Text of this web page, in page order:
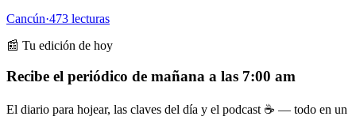
Cancún·473 lecturas
📰 Tu edición de hoy
Recibe el periódico de mañana a las 7:00 am
El diario para hojear, las claves del día y el podcast ☕ — todo en un